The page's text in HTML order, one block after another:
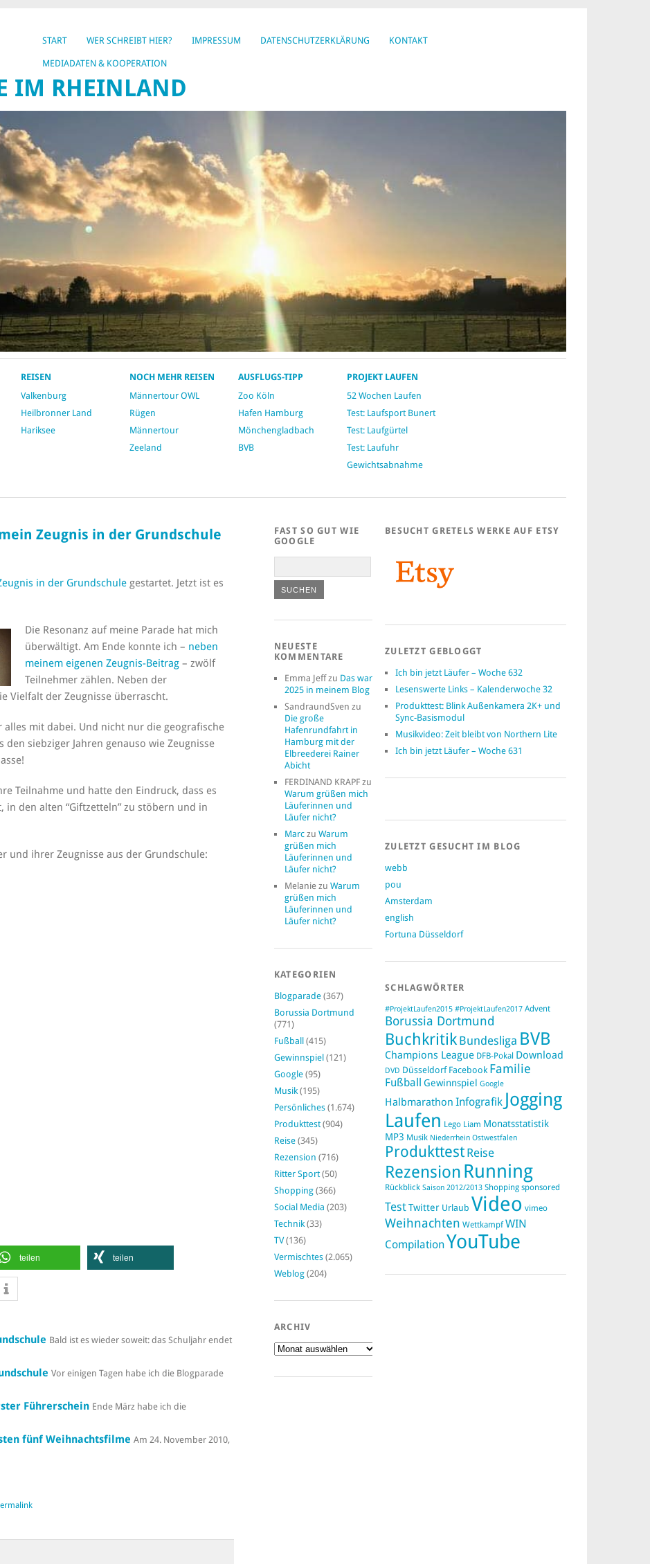
START WER SCHREIBT HIER? IMPRESSUM DATENSCHUTZERKLÄRUNG KONTAKT
MEDIADATEN & KOOPERATION
IM RHEINLAND
REISEN
Valkenburg
Heilbronner Land
Hariksee
NOCH MEHR REISEN
Männertour OWL
Rügen
Männertour
Zeeland
AUSFLUGS-TIPP
Zoo Köln
Hafen Hamburg
Mönchengladbach
BVB
PROJEKT LAUFEN
52 Wochen Laufen
Test: Laufsport Bunert
Test: Laufgürtel
Test: Laufuhr
Gewichtsabnahme
Zeugnis in der Grundschule
in der Grundschule gestartet. Jetzt ist es
Die Resonanz auf meine Parade hat mich
überwältigt. Am Ende konnte ich – neben
meinem eigenen Zeugnis-Beitrag – zwölf
Teilnehmer zählen. Neben der
Vielfalt der Zeugnisse überrascht.
alles mit dabei. Und nicht nur die geografische
den siebziger Jahren genauso wie Zeugnisse
Teilnahme und hatte den Eindruck, dass es
in den alten “Giftzetteln” zu stöbern und in
und ihrer Zeugnisse aus der Grundschule:
teilen teilen
Bald ist es wieder soweit: das Schuljahr endet
Vor einigen Tagen habe ich die Blogparade
Führerschein Ende März habe ich die
fünf Weihnachtsfilme Am 24. November 2010,
FAST SO GUT WIE
GOOGLE
NEUESTE
KOMMENTARE
Emma Jeffzu Das war
2025 in meinem Blog
SandraundSven zu
Die große
Hafenrundfahrt in
Hamburg mit der
Elbreederei Rainer
Abicht
FERDINAND KRAPFzu
Warum grüßen mich
Läuferinnen und
Läufer nicht?
Marczu Warum
grüßen mich
Läuferinnen und
Läufer nicht?
Melaniezu Warum
grüßen mich
Läuferinnen und
Läufer nicht?
KATEGORIEN
Blogparade(367)
Borussia Dortmund
(771)
Fußball (415)
Gewinnspiel (121)
Google(95)
Musik(195)
Persönliches(1.674)
Produkttest(904)
Reise(345)
Rezension (716)
Ritter Sport(50)
Shopping(366)
Social Media (203)
Technik(33)
TV(136)
Vermischtes(2.065)
Weblog(204)
ARCHIV
Archiv
BESUCHT GRETELS WERKE AUF ETSY
ZULETZT GEBLOGGT
Ich bin jetzt Läufer – Woche 632
Lesenswerte Links – Kalenderwoche 32
Produkttest: Blink Außenkamera 2K+ und
Sync-Basismodul
Musikvideo: Zeit bleibt von Northern Lite
Ich bin jetzt Läufer – Woche 631
ZULETZT GESUCHT IM BLOG
webb
pou
Amsterdam
english
Fortuna Düsseldorf
SCHLAGWÖRTER
#ProjektLaufen2015 #ProjektLaufen2017 Advent
Borussia Dortmund
Buchkritik Bundesliga BVB
Champions League DFB-Pokal Download
DVD Düsseldorf Facebook Familie
Fußball Gewinnspiel Google
Halbmarathon Infografik Jogging
Laufen Lego Liam Monatsstatistik
MP3 Musik Niederrhein Ostwestfalen
Produkttest Reise
Rezension Running
Rückblick Saison 2012/2013 Shopping sponsored
TestTwitter Urlaub Video vimeo
Weihnachten Wettkampf WIN
CompilationYouTube